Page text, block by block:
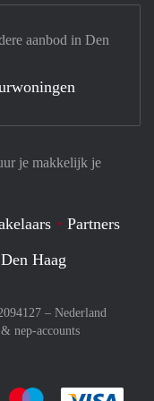
je makkelijk je
Partners
Haag
– Nederland
nep-accounts
aanbod in Den